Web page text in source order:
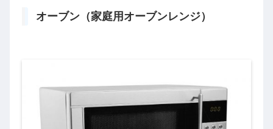
オーブン（家庭用オーブンレンジ）